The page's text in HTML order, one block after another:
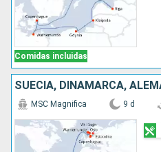
Comidas incluidas
MSC Magnifica 9 d